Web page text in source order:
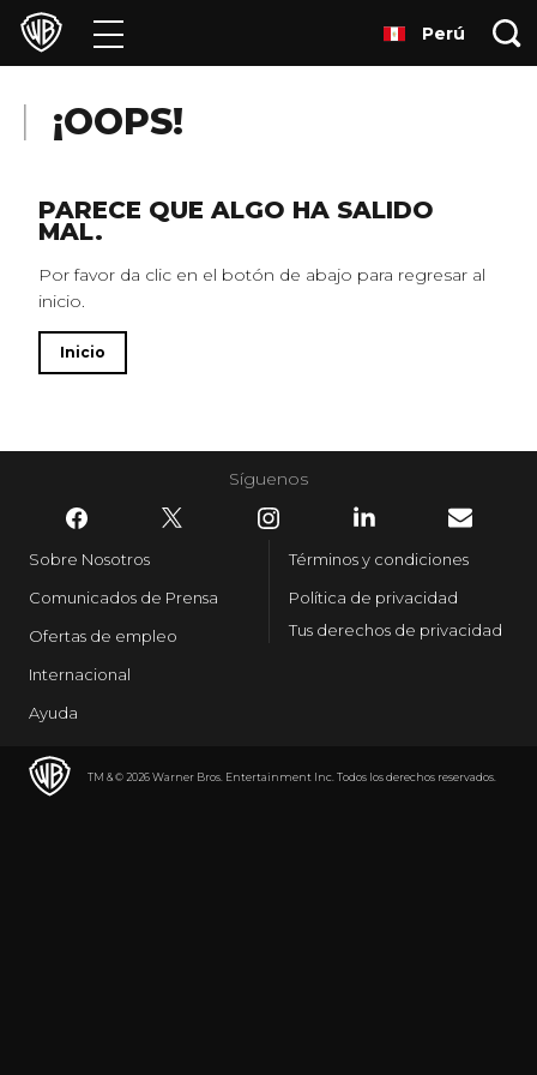
Películas
Franquicias
Colecciones
Noticias
HBO Max
Perú
¡OOPS!
PARECE QUE ALGO HA SALIDO
MAL.
Por favor da clic en el botón de abajo para regresar al
inicio.
Inicio
TM & © 2026 Warner Bros. Entertainment Inc. Todos los derechos reservados.
Síguenos
Sobre Nosotros
Comunicados de Prensa
Ofertas de empleo
Internacional
Ayuda
Términos y condiciones
Política de privacidad
Tus derechos de privacidad